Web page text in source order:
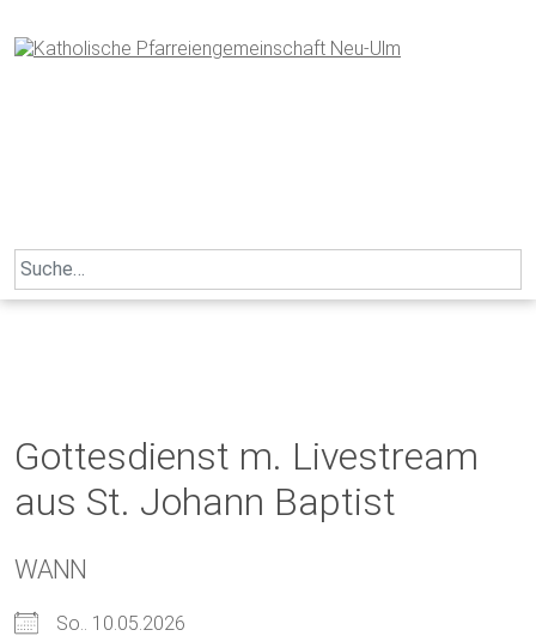
to
content
Search
for:
Gottesdienst m. Livestream
aus St. Johann Baptist
WANN
So.. 10.05.2026